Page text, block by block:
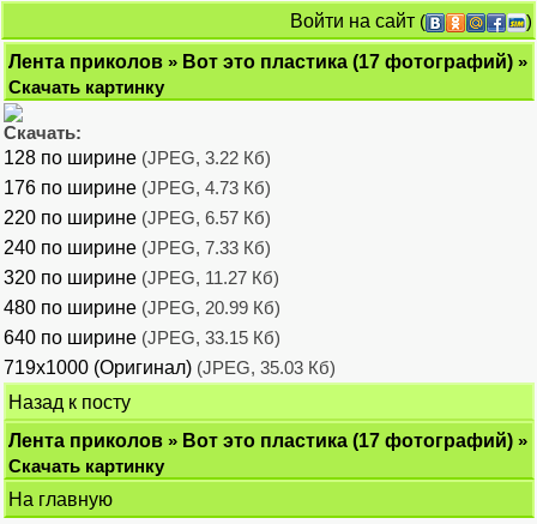
Войти на сайт (
)
Лента приколов » Вот это пластика (17 фотографий) »
Скачать картинку
Скачать:
128 по ширине (JPEG, 3.22 Кб)
176 по ширине (JPEG, 4.73 Кб)
220 по ширине (JPEG, 6.57 Кб)
240 по ширине (JPEG, 7.33 Кб)
320 по ширине (JPEG, 11.27 Кб)
480 по ширине (JPEG, 20.99 Кб)
640 по ширине (JPEG, 33.15 Кб)
719x1000 (Оригинал) (JPEG, 35.03 Кб)
Назад к посту
Лента приколов » Вот это пластика (17 фотографий) »
Скачать картинку
На главную